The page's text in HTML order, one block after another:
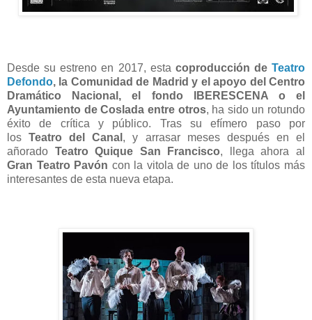
Desde su estreno en 2017, esta coproducción de Teatro
Defondo, la Comunidad de Madrid y el apoyo del Centro
Dramático Nacional, el fondo IBERESCENA o el
Ayuntamiento de Coslada entre otros, ha sido un rotundo
éxito de crítica y público. Tras su efímero paso por
losTeatro del Canal , y arrasar meses después en el
añorado Teatro Quique San Francisco, llega ahora al
Gran Teatro Pavón con la vitola de uno de los títulos más
interesantes de esta nueva etapa.